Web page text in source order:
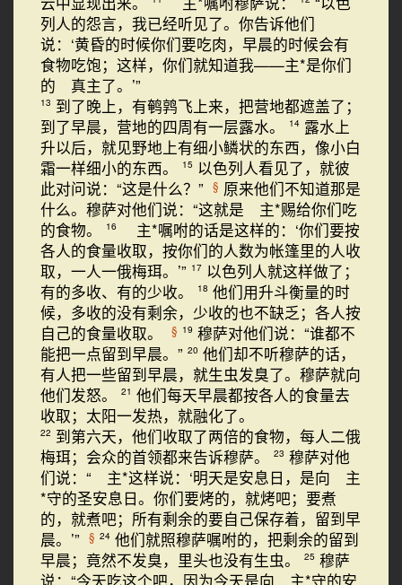
列人的怨言，我已经听见了。你告诉他们
说：‘黄昏的时候你们要吃肉，早晨的时候会有
食物吃饱；这样，你们就知道我——主*是你们
的 真主了。’”
13 到了晚上，有鹌鹑飞上来，把营地都遮盖了；
到了早晨，营地的四周有一层露水。
14 露水上
升以后，就见野地上有细小鳞状的东西，像小白
霜一样细小的东西。
15 以色列人看见了，就彼
此对问说：“这是什么？”
§ 原来他们不知道那是
什么。穆萨对他们说：“这就是 主*赐给你们吃
的食物。
16
主*嘱咐的话是这样的：‘你们要按
各人的食量收取，按你们的人数为帐篷里的人收
取，一人一俄梅珥。’” 17 以色列人就这样做了；
有的多收、有的少收。
18 他们用升斗衡量的时
候，多收的没有剩余，少收的也不缺乏；各人按
自己的食量收取。
§ 19 穆萨对他们说：“谁都不
能把一点留到早晨。” 20 他们却不听穆萨的话，
有人把一些留到早晨，就生虫发臭了。穆萨就向
他们发怒。
21 他们每天早晨都按各人的食量去
收取；太阳一发热，就融化了。
22 到第六天，他们收取了两倍的食物，每人二俄
梅珥；会众的首领都来告诉穆萨。
23 穆萨对他
们说：“ 主*这样说：‘明天是安息日，是向 主
*守的圣安息日。你们要烤的，就烤吧；要煮
的，就煮吧；所有剩余的要自己保存着，留到早
晨。’”
§ 24 他们就照穆萨嘱咐的，把剩余的留到
早晨；竟然不发臭，里头也没有生虫。
25 穆萨
说：“今天吃这个吧，因为今天是向 主*守的安